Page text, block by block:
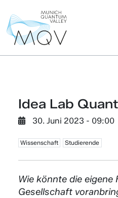
Idea Lab
30. Juni 2023 - 09:00
Wissenschaft Studierende
Wie könnte die eigene
Gesellschaft